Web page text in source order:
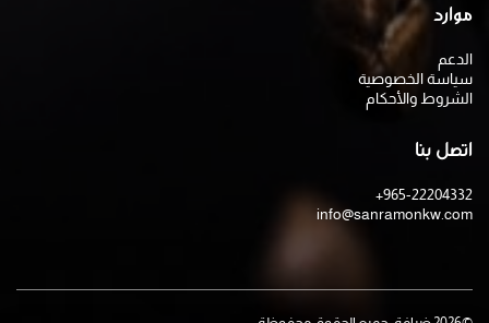
موارد
الدعم
سياسة الخصوصية
الشروط والأحكام
اتصل بنا
+965-22204332
info@sanramonkw.com